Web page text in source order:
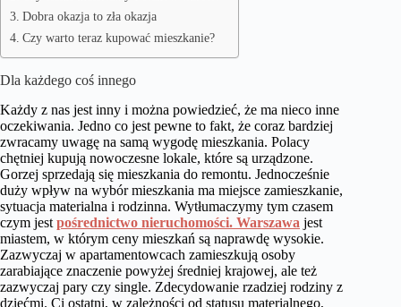
Dobra okazja to zła okazja
Czy warto teraz kupować mieszkanie?
Dla każdego coś innego
Każdy z nas jest inny i można powiedzieć, że ma nieco inne
oczekiwania. Jedno co jest pewne to fakt, że coraz bardziej
zwracamy uwagę na samą wygodę mieszkania. Polacy
chętniej kupują nowoczesne lokale, które są urządzone.
Gorzej sprzedają się mieszkania do remontu. Jednocześnie
duży wpływ na wybór mieszkania ma miejsce zamieszkanie,
sytuacja materialna i rodzinna. Wytłumaczymy tym czasem
czym jest pośrednictwo nieruchomości. Warszawa jest
miastem, w którym ceny mieszkań są naprawdę wysokie.
Zazwyczaj w apartamentowcach zamieszkują osoby
zarabiające znaczenie powyżej średniej krajowej, ale też
zazwyczaj pary czy single. Zdecydowanie rzadziej rodziny z
dziećmi. Ci ostatni, w zależności od statusu materialnego,